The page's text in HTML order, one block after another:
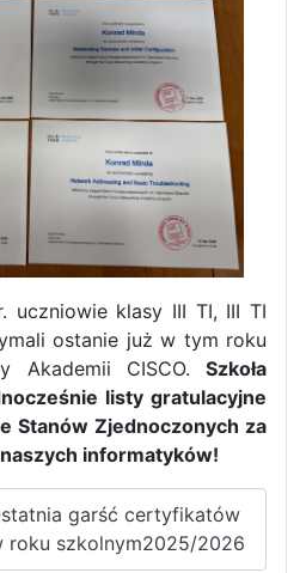
w
„Gotowi
w Iłży
uczniowie klasy III TI, III TI
ostanie już w tym roku
Akademii CISCO. Szkoła
listy gratulacyjne
Stanów Zjednoczonych za
informatyków!
garść certyfikatów
roku szkolnym2025/2026